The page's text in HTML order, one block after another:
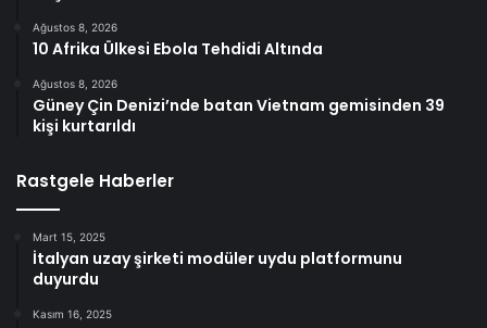
Ağustos 8, 2026
10 Afrika Ülkesi Ebola Tehdidi Altında
Ağustos 8, 2026
Güney Çin Denizi’nde batan Vietnam gemisinden 39
kişi kurtarıldı
Rastgele Haberler
Mart 15, 2025
İtalyan uzay şirketi modüler uydu platformunu
duyurdu
Kasım 16, 2025